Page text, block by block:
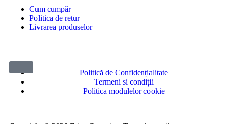
Cum cumpăr
Politica de retur
Livrarea produselor
Politică de Confidențialitate
Termeni si condiții
Politica modulelor cookie